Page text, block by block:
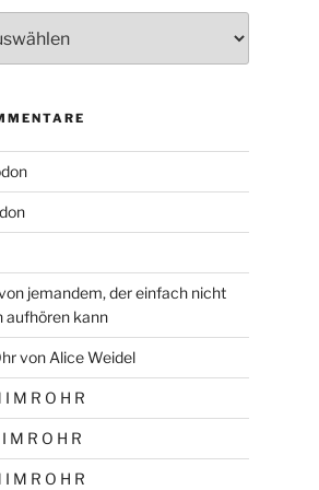
jemandem, der einfach nicht
aufhören kann
von Alice Weidel
I M R O H R
M R O H R
I M R O H R